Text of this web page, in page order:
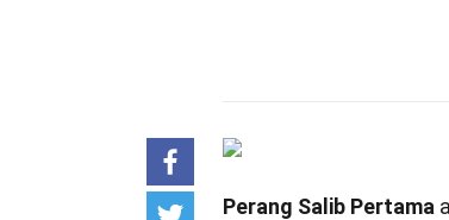
Perang Salib Pertama